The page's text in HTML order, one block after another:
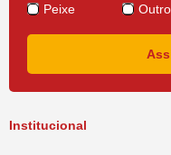
Institucional
Peixe